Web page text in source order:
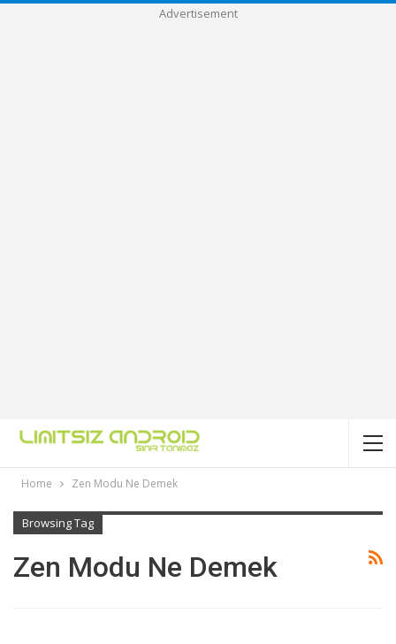
Advertisement
Home Zen Modu Ne Demek
Browsing Tag
Zen Modu Ne Demek